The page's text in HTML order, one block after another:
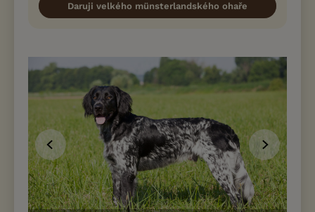
Daruji velkého münsterlandského ohaře